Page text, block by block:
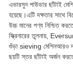
এভারসুন পাউডার ছাঁটাই
হয়েছে।এটি দক্ষতার সাথে
উচ্চ মানের পণ্য নিশ্চিত
স্ক্রিনারের তুলনায়,
গুঁড়া sieving মেশিনআরও
ছয়টি স্তর ছাঁটাই অর্জন